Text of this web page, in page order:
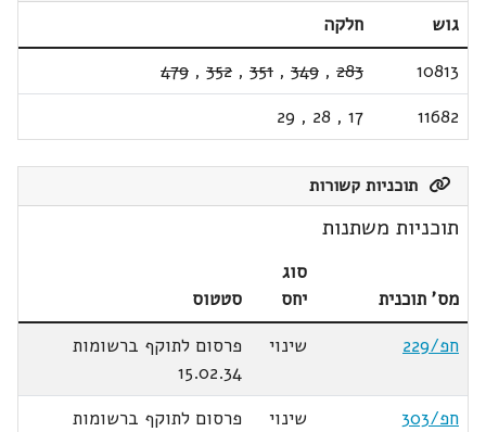
גוש
חלקה
10813
283
,
349
,
351
,
352
,
479
11682
17
,
28
,
29
תוכניות קשורות
תוכניות משתנות
מס' תוכנית
סוג
יחס
סטטוס
חפ/229
שינוי
פרסום לתוקף ברשומות
15.02.34
חפ/303
שינוי
פרסום לתוקף ברשומות